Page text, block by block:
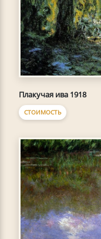
Плакучая ива 1918
СТОИМОСТЬ